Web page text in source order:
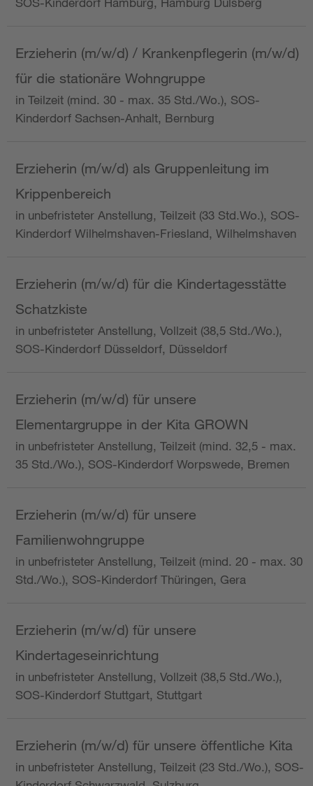
Erzieherin (m/w/d) / Krankenpflegerin (m/w/d)
für die stationäre Wohngruppe
in Teilzeit (mind. 30 - max. 35 Std./Wo.), SOS-
Kinderdorf Sachsen-Anhalt, Bernburg
Erzieherin (m/w/d) als Gruppenleitung im
Krippenbereich
in unbefristeter Anstellung, Teilzeit (33 Std.Wo.), SOS-
Kinderdorf Wilhelmshaven-Friesland, Wilhelmshaven
Erzieherin (m/w/d) für die Kindertagesstätte
Schatzkiste
in unbefristeter Anstellung, Vollzeit (38,5 Std./Wo.),
SOS-Kinderdorf Düsseldorf, Düsseldorf
Erzieherin (m/w/d) für unsere
Elementargruppe in der Kita GROWN
in unbefristeter Anstellung, Teilzeit (mind. 32,5 - max.
35 Std./Wo.), SOS-Kinderdorf Worpswede, Bremen
Erzieherin (m/w/d) für unsere
Familienwohngruppe
in unbefristeter Anstellung, Teilzeit (mind. 20 - max. 30
Std./Wo.), SOS-Kinderdorf Thüringen, Gera
Erzieherin (m/w/d) für unsere
Kindertageseinrichtung
in unbefristeter Anstellung, Vollzeit (38,5 Std./Wo.),
SOS-Kinderdorf Stuttgart, Stuttgart
Erzieherin (m/w/d) für unsere öffentliche Kita
in unbefristeter Anstellung, Teilzeit (23 Std./Wo.), SOS-